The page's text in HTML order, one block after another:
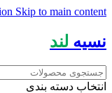
Skip to main content
نسیه لند
انتخاب دسته بندی